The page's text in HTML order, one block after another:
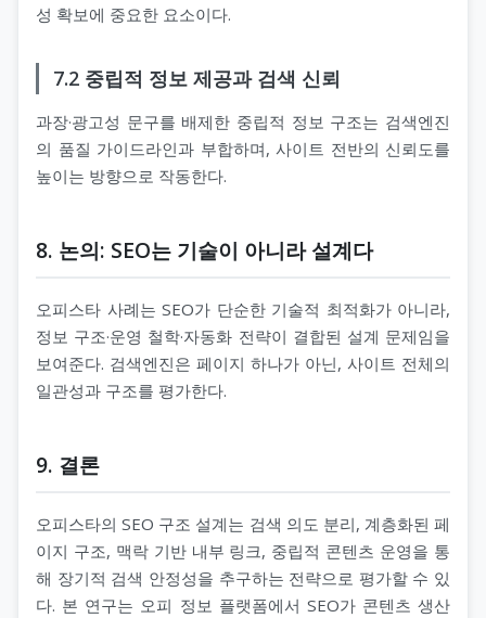
성 확보에 중요한 요소이다.
7.2 중립적 정보 제공과 검색 신뢰
과장·광고성 문구를 배제한 중립적 정보 구조는 검색엔진
의 품질 가이드라인과 부합하며, 사이트 전반의 신뢰도를
높이는 방향으로 작동한다.
8. 논의: SEO는 기술이 아니라 설계다
오피스타 사례는 SEO가 단순한 기술적 최적화가 아니라,
정보 구조·운영 철학·자동화 전략이 결합된 설계 문제임을
보여준다. 검색엔진은 페이지 하나가 아닌, 사이트 전체의
일관성과 구조를 평가한다.
9. 결론
오피스타의 SEO 구조 설계는 검색 의도 분리, 계층화된 페
이지 구조, 맥락 기반 내부 링크, 중립적 콘텐츠 운영을 통
해 장기적 검색 안정성을 추구하는 전략으로 평가할 수 있
다. 본 연구는 오피 정보 플랫폼에서 SEO가 콘텐츠 생산